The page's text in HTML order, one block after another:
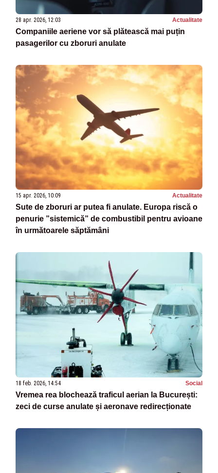
28 apr. 2026, 12:03 Actualitate
Companiile aeriene vor să plătească mai puțin
pasagerilor cu zboruri anulate
15 apr. 2026, 10:09 Actualitate
Sute de zboruri ar putea fi anulate. Europa riscă o
penurie ”sistemică” de combustibil pentru avioane
în următoarele săptămâni
18 feb. 2026, 14:54 Social
Vremea rea blochează traficul aerian la București:
zeci de curse anulate și aeronave redirecționate